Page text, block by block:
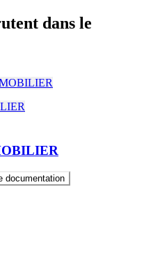
dans le
documentation